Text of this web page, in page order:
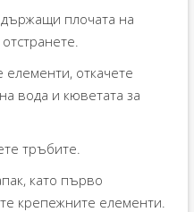
плочата на
откачете
вода и кюветата за
тръбите.
като първо
крепежните елементи.